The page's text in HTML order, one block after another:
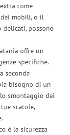
come
mobili, o il
possono
offre un
specifiche.
seconda
bisogno di un
smontaggio dei
scatole,
è la sicurezza